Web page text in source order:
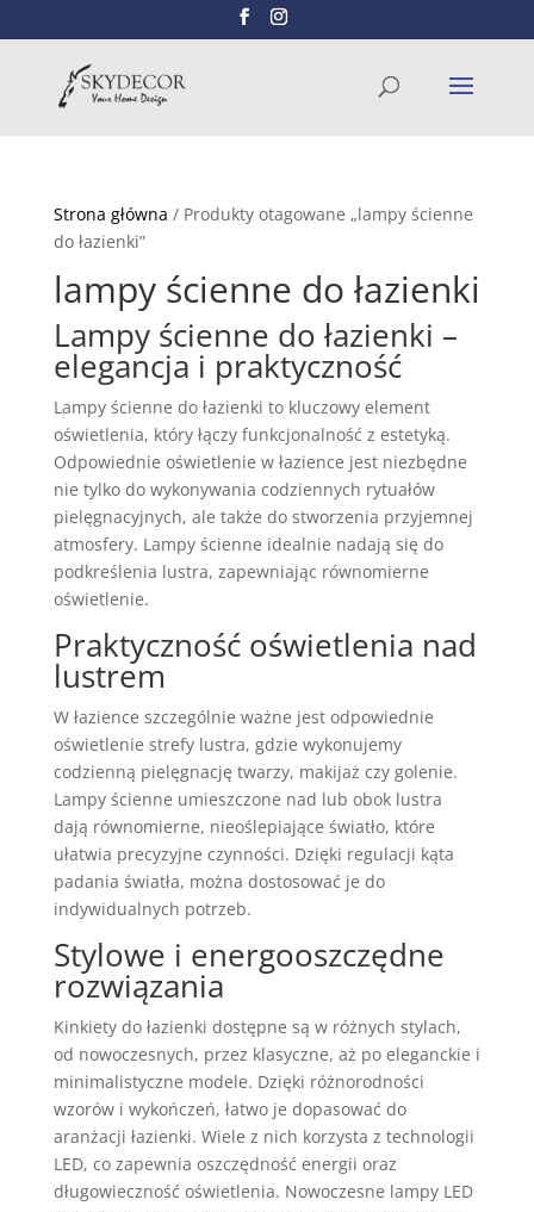
Strona główna / Produkty otagowane „lampy ścienne
do łazienki”
lampy ścienne do łazienki
Lampy ścienne do łazienki –
elegancja i praktyczność
Lampy ścienne do łazienki to kluczowy element
oświetlenia, który łączy funkcjonalność z estetyką.
Odpowiednie oświetlenie w łazience jest niezbędne
nie tylko do wykonywania codziennych rytuałów
pielęgnacyjnych, ale także do stworzenia przyjemnej
atmosfery. Lampy ścienne idealnie nadają się do
podkreślenia lustra, zapewniając równomierne
oświetlenie.
Praktyczność oświetlenia nad
lustrem
W łazience szczególnie ważne jest odpowiednie
oświetlenie strefy lustra, gdzie wykonujemy
codzienną pielęgnację twarzy, makijaż czy golenie.
Lampy ścienne umieszczone nad lub obok lustra
dają równomierne, nieoślepiające światło, które
ułatwia precyzyjne czynności. Dzięki regulacji kąta
padania światła, można dostosować je do
indywidualnych potrzeb.
Stylowe i energooszczędne
rozwiązania
Kinkiety do łazienki dostępne są w różnych stylach,
od nowoczesnych, przez klasyczne, aż po eleganckie i
minimalistyczne modele. Dzięki różnorodności
wzorów i wykończeń, łatwo je dopasować do
aranżacji łazienki. Wiele z nich korzysta z technologii
LED, co zapewnia oszczędność energii oraz
długowieczność oświetlenia. Nowoczesne lampy LED